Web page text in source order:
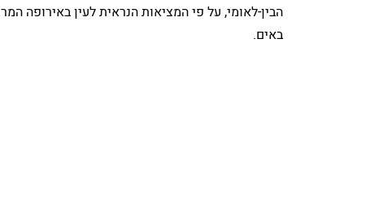
הבין-לאומי, על פי המציאות הנראית לעין באירופה
באים.